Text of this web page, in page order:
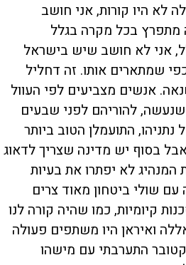
לא היו קורות, אני חושב
בכל מקרה בגלל
אני לא חושב שיש בישראל
שמתארים אותו. זה דחליל
אנשים מצביעים לפי העוול
להוריהם לפני שבעים
התועמלן הטוב ביותר
בסוף יש מדינה שצריך לדאוג
המנהיג לא יפתרו את בעיות
עם שולי ביטחון מאוד צרים
קיומיות, כמו שהיה קורה לנו
ואיראן היו משתפים פעולה
אגב, ב־7 באוקטובר התערבתי עם מישהו